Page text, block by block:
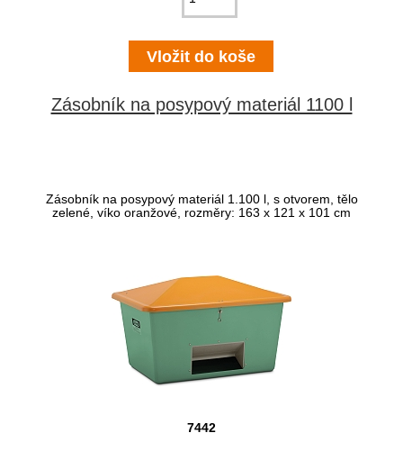
Zásobník na posypový materiál 1100 l
Zásobník na posypový materiál 1.100 l, s otvorem, tělo
zelené, víko oranžové, rozměry: 163 x 121 x 101 cm
7442